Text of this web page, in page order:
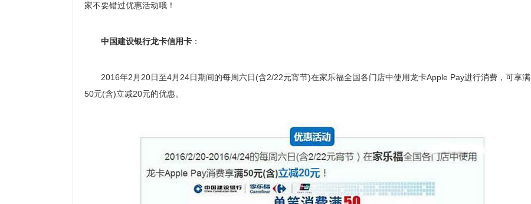
家不要错过优惠活动哦！
中国建设银行龙卡信用卡 ：
2016年2月20日至4月24日期间的每周六日(含2/22元宵节)在家乐福全国各门店中使用龙卡Apple Pay进行消费，可享满
50元(含)立减20元的优惠。